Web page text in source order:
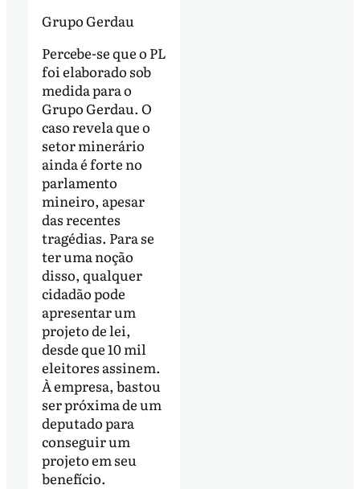
Grupo Gerdau
Percebe-se que o PL
foi elaborado sob
medida para o
Grupo Gerdau. O
caso revela que o
setor minerário
ainda é forte no
parlamento
mineiro, apesar
das recentes
tragédias. Para se
ter uma noção
disso, qualquer
cidadão pode
apresentar um
projeto de lei,
desde que 10 mil
eleitores assinem.
À empresa, bastou
ser próxima de um
deputado para
conseguir um
projeto em seu
benefício.